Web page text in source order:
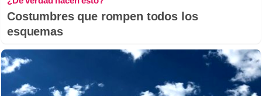
Costumbres que rompen todos los
esquemas